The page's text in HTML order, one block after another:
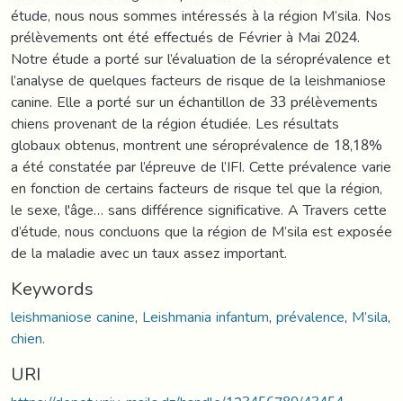
étude, nous nous sommes intéressés à la région M’sila. Nos
prélèvements ont été effectués de Février à Mai 2024.
Notre étude a porté sur l’évaluation de la séroprévalence et
l’analyse de quelques facteurs de risque de la leishmaniose
canine. Elle a porté sur un échantillon de 33 prélèvements
chiens provenant de la région étudiée. Les résultats
globaux obtenus, montrent une séroprévalence de 18,18%
a été constatée par l’épreuve de l’IFI. Cette prévalence varie
en fonction de certains facteurs de risque tel que la région,
le sexe, l'âge… sans différence significative. A Travers cette
d’étude, nous concluons que la région de M’sila est exposée
de la maladie avec un taux assez important.
Keywords
leishmaniose canine, Leishmania infantum,prévalence, M’sila,
chien.
URI